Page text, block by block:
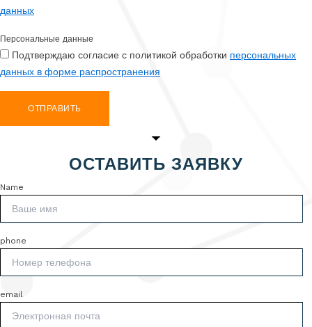
данных
Персональные данные
Подтверждаю согласие с политикой обработки персональных
данных в форме распространения
ОТПРАВИТЬ
ОСТАВИТЬ ЗАЯВКУ
Name
phone
email